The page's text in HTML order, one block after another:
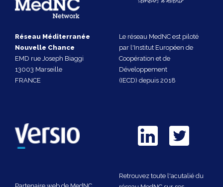
Réseau Méditerranée
Nouvelle Chance
EMD rue Joseph Biaggi
13003 Marseille
FRANCE
Le réseau MedNC est piloté
par l'Institut Européen de
Coopération et de
Développement
(IECD) depuis 2018
Retrouvez toute l'acutalié du